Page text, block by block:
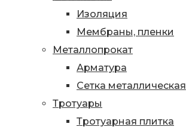
Изоляция
Мембраны, пленки
Металлопрокат
Арматура
Сетка металлическая
Тротуары
Тротуарная плитка